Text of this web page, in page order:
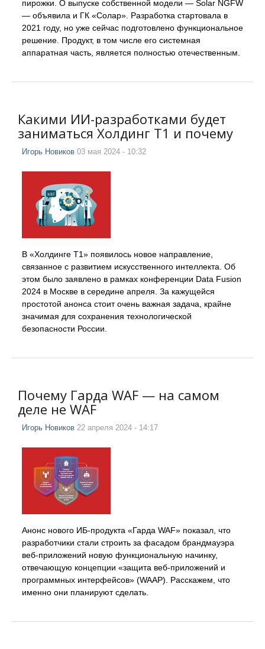
пирожки. О выпуске собственной модели — Solar NGFW
— объявила и ГК «Солар». Разработка стартовала в
2021 году, но уже сейчас подготовлено функциональное
решение. Продукт, в том числе его системная
аппаратная часть, является полностью отечественным.
Какими ИИ-разработками будет
заниматься Холдинг Т1 и почему
Игорь Новиков 03 мая 2024 - 10:32
В «Холдинге Т1» появилось новое направление,
связанное с развитием искусственного интеллекта. Об
этом было заявлено в рамках конференции Data Fusion
2024 в Москве в середине апреля. За кажущейся
простотой анонса стоит очень важная задача, крайне
значимая для сохранения технологической
безопасности России.
Почему Гарда WAF — на самом
деле не WAF
Игорь Новиков 22 апреля 2024 - 14:17
Анонс нового ИБ-продукта «Гарда WAF» показал, что
разработчики стали строить за фасадом брандмауэра
веб-приложений новую функциональную начинку,
отвечающую концепции «защита веб-приложений и
программных интерфейсов» (WAAP). Расскажем, что
именно они планируют сделать.